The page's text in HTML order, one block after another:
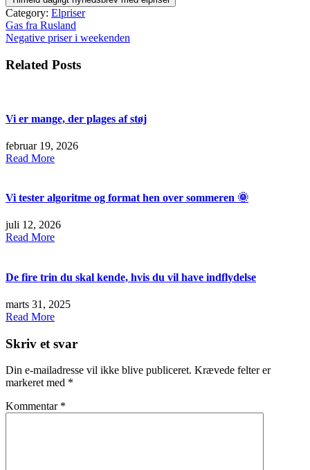
Category: Elpriser
Indlægsnavigation
Gas fra Rusland
Negative priser i weekenden
Related Posts
Vi er mange, der plages af støj
februar 19, 2026
Read More
Vi tester algoritme og format hen over sommeren 🌞
juli 12, 2026
Read More
De fire trin du skal kende, hvis du vil have indflydelse
marts 31, 2025
Read More
Skriv et svar
Din e-mailadresse vil ikke blive publiceret. Krævede felter er
markeret med *
Kommentar *